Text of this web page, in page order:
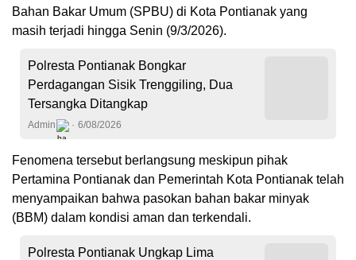
Bahan Bakar Umum (SPBU) di Kota Pontianak yang
masih terjadi hingga Senin (9/3/2026).
Polresta Pontianak Bongkar
Perdagangan Sisik Trenggiling, Dua
Tersangka Ditangkap
Admin 6/08/2026
Fenomena tersebut berlangsung meskipun pihak
Pertamina Pontianak dan Pemerintah Kota Pontianak telah
menyampaikan bahwa pasokan bahan bakar minyak
(BBM) dalam kondisi aman dan terkendali.
Polresta Pontianak Ungkap Lima